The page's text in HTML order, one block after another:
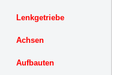
Lenkgetriebe
Achsen
Aufbauten